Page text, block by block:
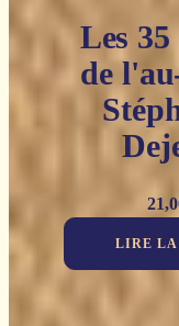
Les 35
de
LIRE LA